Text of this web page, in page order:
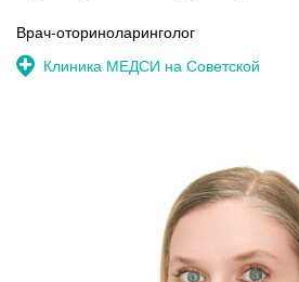
Врач-оториноларинголог
Клиника МЕДСИ на Советской